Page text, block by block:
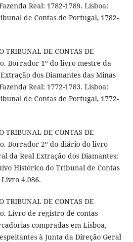
Real: 1782-1789. Lisboa:
de Contas de Portugal, 1782-
TRIBUNAL DE CONTAS DE
Borrador 1º do livro mestre da
dos Diamantes das Minas
Real: 1772-1783. Lisboa:
de Contas de Portugal, 1772-
TRIBUNAL DE CONTAS DE
Borrador 2º do diário do livro
da Real Extração dos Diamantes:
Histórico do Tribunal de Contas
4.086.
TRIBUNAL DE CONTAS DE
Livro de registro de contas
compradas em Lisboa,
à Junta da Direção Geral